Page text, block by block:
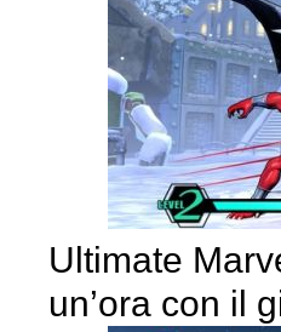
Ultimate
un’ora con il